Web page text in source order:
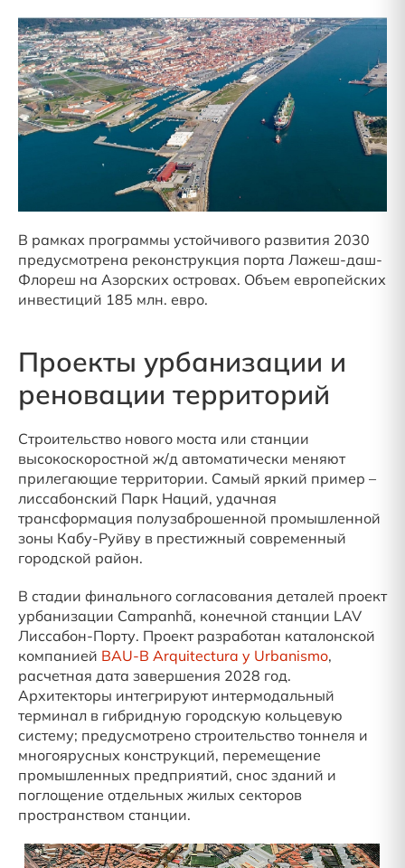
В рамках программы устойчивого развития 2030
предусмотрена реконструкция порта Лажеш-даш-
Флореш на Азорских островах. Объем европейских
инвестиций 185 млн. евро.
Проекты урбанизации и
реновации территорий
Строительство нового моста или станции
высокоскоростной ж/д автоматически меняют
прилегающие территории. Самый яркий пример –
лиссабонский Парк Наций, удачная
трансформация полузаброшенной промышленной
зоны Кабу-Руйву в престижный современный
городской район.
В стадии финального согласования деталей проект
урбанизации Campanhã, конечной станции LAV
Лиссабон-Порту. Проект разработан каталонской
компанией BAU-B Arquitectura y Urbanismo,
расчетная дата завершения 2028 год.
Архитекторы интегрируют интермодальный
терминал в гибридную городскую кольцевую
систему; предусмотрено строительство тоннеля и
многоярусных конструкций, перемещение
промышленных предприятий, снос зданий и
поглощение отдельных жилых секторов
пространством станции.